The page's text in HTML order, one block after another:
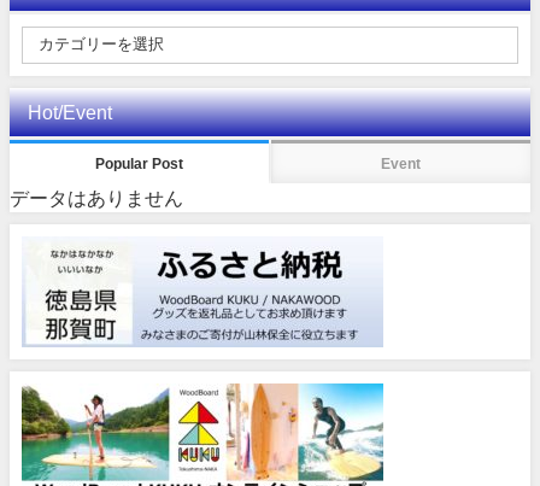
Hot/Event
Popular Post Event
データはありません